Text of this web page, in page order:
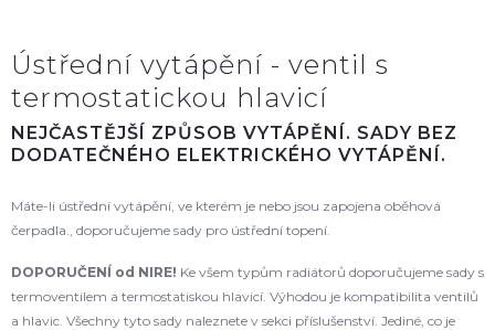
Ústřední vytápění - ventil s
termostatickou hlavicí
NEJČASTĚJŠÍ ZPŮSOB VYTÁPĚNÍ. SADY BEZ
DODATEČNÉHO ELEKTRICKÉHO VYTÁPĚNÍ.
Máte-li ústřední vytápění, ve kterém je nebo jsou zapojena oběhová
čerpadla., doporučujeme sady pro ústřední topení.
DOPORUČENÍ od NIRE! Ke všem typům radiátorů doporučujeme sady s
termoventilem a termostatiskou hlavicí. Výhodou je kompatibilita ventilů
a hlavic. Všechny tyto sady naleznete v sekci příslušenství. Jediné, co je